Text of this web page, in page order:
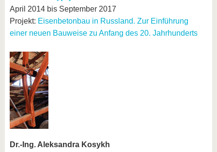
April 2014 bis September 2017
Projekt: Eisenbetonbau in Russland. Zur Einführung
einer neuen Bauweise zu Anfang des 20. Jahrhunderts
Dr.-Ing. Aleksandra Kosykh